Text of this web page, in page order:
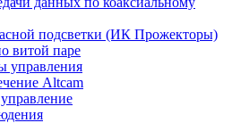
подсветки (ИК Прожекторы)
витой паре
управления
Altcam